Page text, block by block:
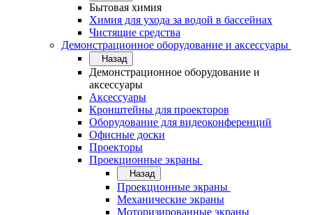
Бытовая химия
Химия для ухода за водой в бассейнах
Чистящие средства
Демонстрационное оборудование и аксессуары
Назад
Демонстрационное оборудование и
аксессуары
Аксессуары
Кронштейны для проекторов
Оборудование для видеоконференций
Офисные доски
Проекторы
Проекционные экраны
Назад
Проекционные экраны
Механические экраны
Моторизированные экраны